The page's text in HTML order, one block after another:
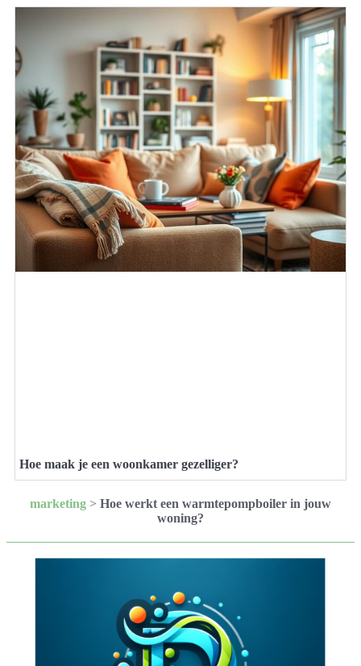
Hoe maak je een woonkamer gezelliger?
marketing > Hoe werkt een warmtepompboiler in jouw
woning?